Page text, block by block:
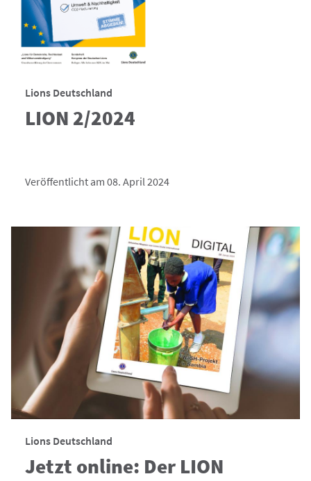
Lions Deutschland
LION 2/2024
Veröffentlicht am 08. April 2024
Lions Deutschland
Jetzt online: Der LION